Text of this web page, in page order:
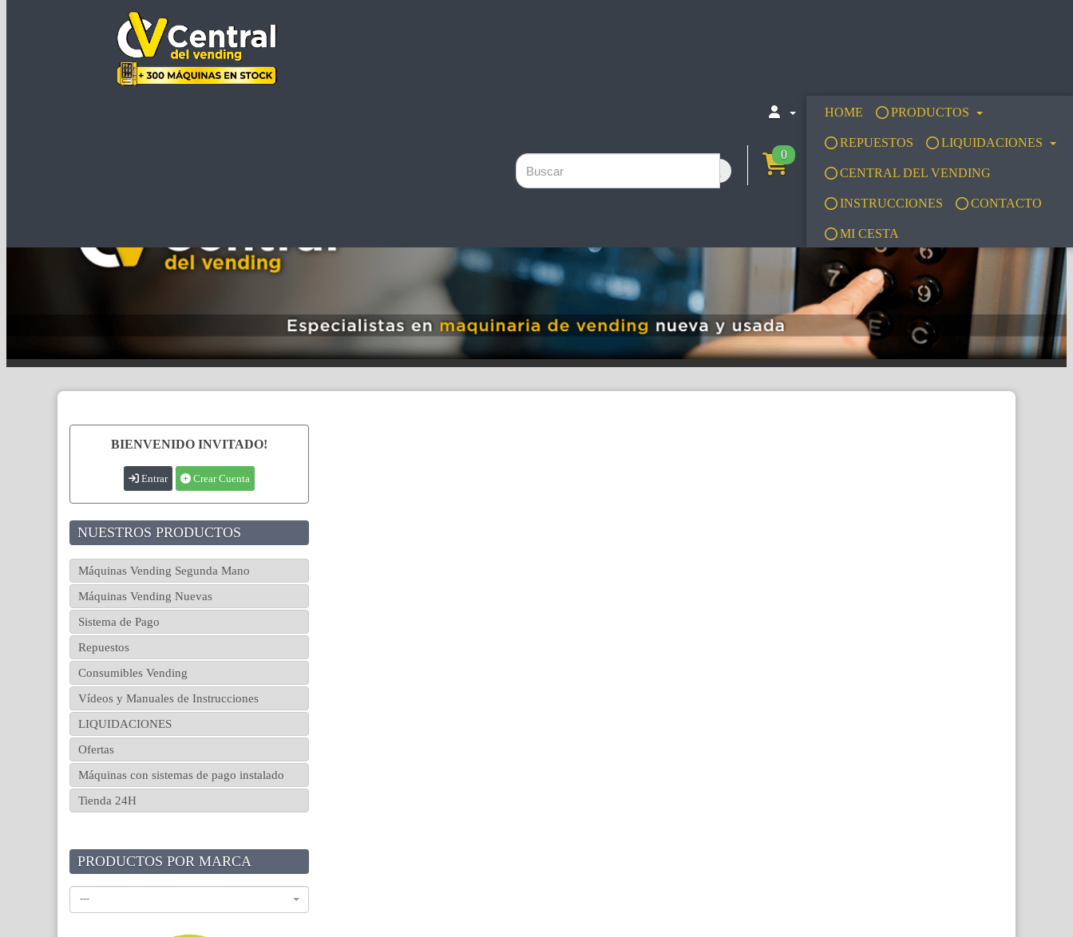
0
HOME PRODUCTOS
REPUESTOS LIQUIDACIONES
CENTRAL DEL VENDING
INSTRUCCIONES CONTACTO
MI CESTA
BIENVENIDO INVITADO!
Entrar Crear Cuenta
NUESTROS PRODUCTOS
Máquinas Vending Segunda Mano
Máquinas Vending Nuevas
Sistema de Pago
Repuestos
Consumibles Vending
Vídeos y Manuales de Instrucciones
LIQUIDACIONES
Ofertas
Máquinas con sistemas de pago instalado
Tienda 24H
PRODUCTOS POR MARCA
---